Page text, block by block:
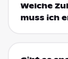
Welche
muss ich